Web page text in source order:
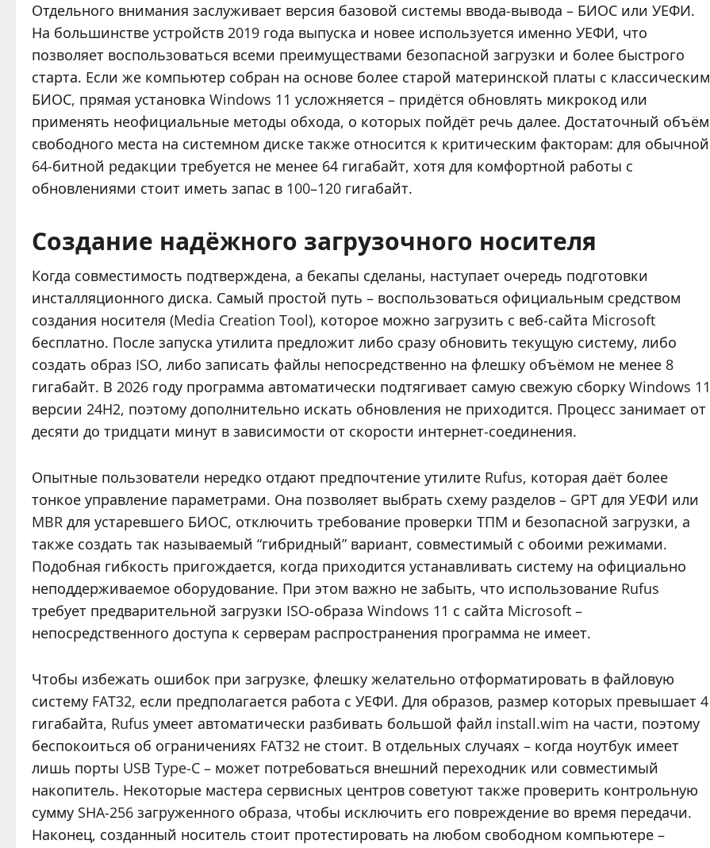
Отдельного внимания заслуживает версия базовой системы ввода-вывода – БИОС или УЕФИ.
На большинстве устройств 2019 года выпуска и новее используется именно УЕФИ, что
позволяет воспользоваться всеми преимуществами безопасной загрузки и более быстрого
старта. Если же компьютер собран на основе более старой материнской платы с классическим
БИОС, прямая установка Windows 11 усложняется – придётся обновлять микрокод или
применять неофициальные методы обхода, о которых пойдёт речь далее. Достаточный объём
свободного места на системном диске также относится к критическим факторам: для обычной
64-битной редакции требуется не менее 64 гигабайт, хотя для комфортной работы с
обновлениями стоит иметь запас в 100–120 гигабайт.
Создание надёжного загрузочного носителя
Когда совместимость подтверждена, а бекапы сделаны, наступает очередь подготовки
инсталляционного диска. Самый простой путь – воспользоваться официальным средством
создания носителя (Media Creation Tool), которое можно загрузить с веб-сайта Microsoft
бесплатно. После запуска утилита предложит либо сразу обновить текущую систему, либо
создать образ ISO, либо записать файлы непосредственно на флешку объёмом не менее 8
гигабайт. В 2026 году программа автоматически подтягивает самую свежую сборку Windows 11
версии 24H2, поэтому дополнительно искать обновления не приходится. Процесс занимает от
десяти до тридцати минут в зависимости от скорости интернет-соединения.
Опытные пользователи нередко отдают предпочтение утилите Rufus, которая даёт более
тонкое управление параметрами. Она позволяет выбрать схему разделов – GPT для УЕФИ или
MBR для устаревшего БИОС, отключить требование проверки ТПМ и безопасной загрузки, а
также создать так называемый “гибридный” вариант, совместимый с обоими режимами.
Подобная гибкость пригождается, когда приходится устанавливать систему на официально
неподдерживаемое оборудование. При этом важно не забыть, что использование Rufus
требует предварительной загрузки ISO-образа Windows 11 с сайта Microsoft –
непосредственного доступа к серверам распространения программа не имеет.
Чтобы избежать ошибок при загрузке, флешку желательно отформатировать в файловую
систему FAT32, если предполагается работа с УЕФИ. Для образов, размер которых превышает 4
гигабайта, Rufus умеет автоматически разбивать большой файл install.wim на части, поэтому
беспокоиться об ограничениях FAT32 не стоит. В отдельных случаях – когда ноутбук имеет
лишь порты USB Type-C – может потребоваться внешний переходник или совместимый
накопитель. Некоторые мастера сервисных центров советуют также проверить контрольную
сумму SHA-256 загруженного образа, чтобы исключить его повреждение во время передачи.
Наконец, созданный носитель стоит протестировать на любом свободном компьютере –